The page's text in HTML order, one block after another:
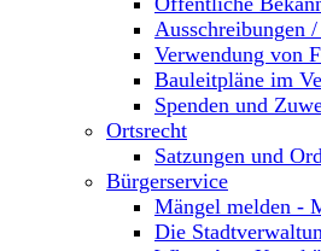
Ausschreibungen
Verwendung von
Bauleitpläne im
Spenden und
Ortsrecht
Satzungen und
Bürgerservice
Mängel melden -
Die